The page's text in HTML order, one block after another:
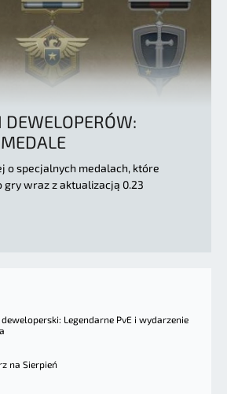
o specjalnych medalach, które
gry wraz z aktualizacją 0.23
deweloperski: Legendarne PvE i wydarzenie
na Sierpień